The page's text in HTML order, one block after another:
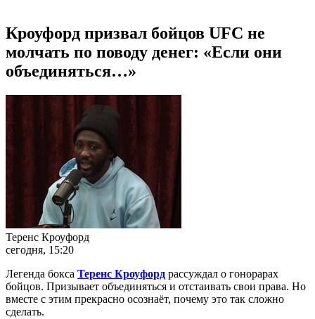
Кроуфорд призвал бойцов UFC не
молчать по поводу денег: «Если они
объединяться…»
Теренс Кроуфорд
сегодня, 15:20
Легенда бокса Теренс Кроуфорд рассуждал о гонорарах
бойцов. Призывает объединяться и отстаивать свои права. Но
вместе с этим прекрасно осознаёт, почему это так сложно
сделать.